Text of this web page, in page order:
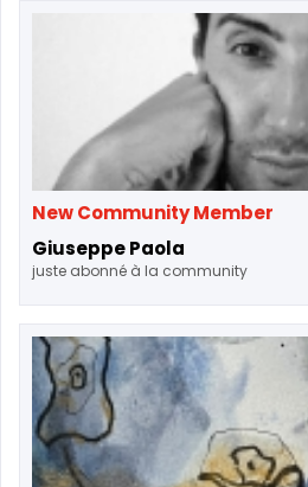
New Community Member
Giuseppe Paola
juste abonné à la community